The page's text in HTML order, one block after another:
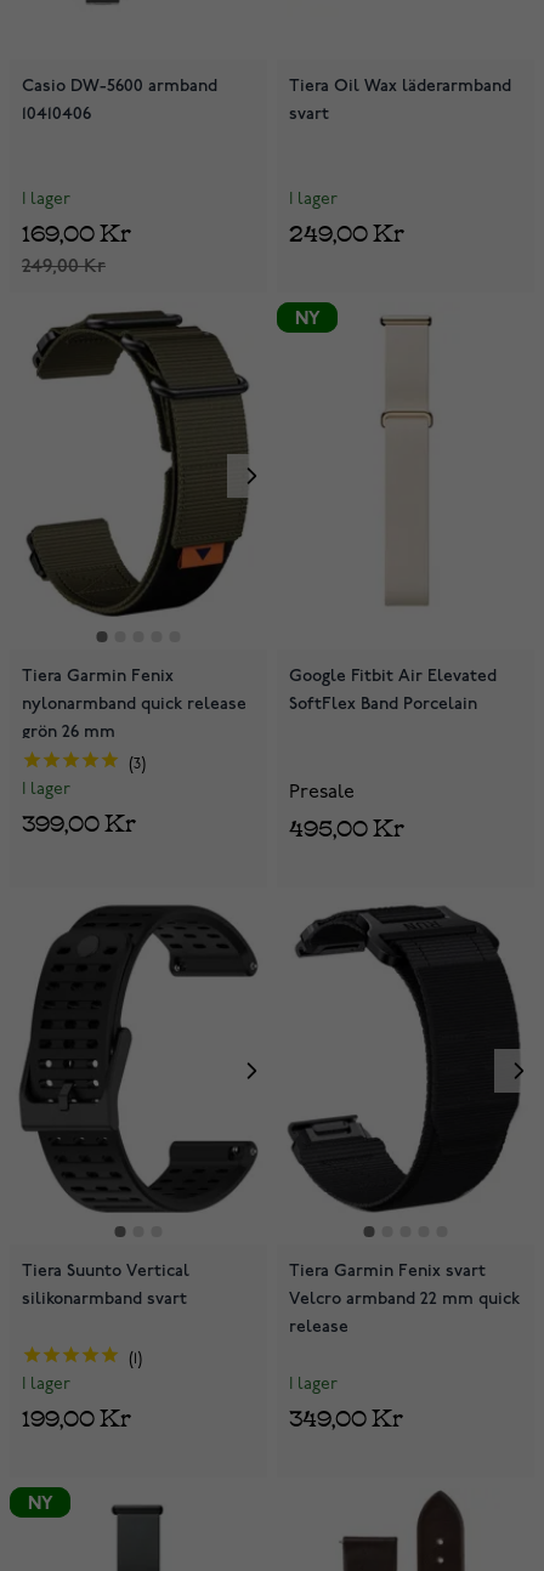
Casio DW-5600 armband
10410406
I lager
249,00 Kr
169,00 Kr
Tiera Oil Wax läderarmband
svart
I lager
249,00 Kr
Tiera Garmin Fenix
nylonarmband quick release
grön 26 mm
3
I lager
399,00 Kr
NY
NY
Google Fitbit Air Elevated
SoftFlex Band Porcelain
Presale
495,00 Kr
Tiera Suunto Vertical
silikonarmband svart
I lager
199,00 Kr
Tiera Garmin Fenix svart
Velcro armband 22 mm quick
release
I lager
349,00 Kr
NY
NY